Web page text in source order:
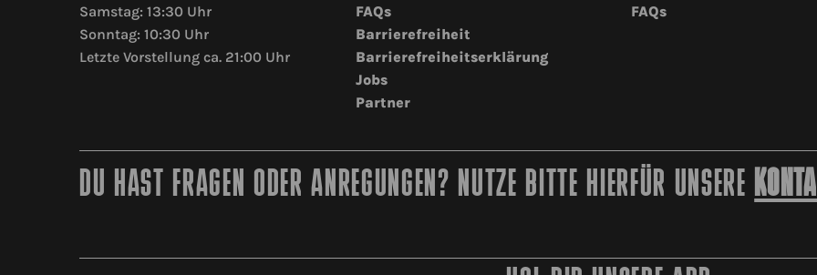
Samstag: 13:30 Uhr
Sonntag: 10:30 Uhr
Letzte Vorstellung ca. 21:00 Uhr
FAQs
Barrierefreiheit
Barrierefreiheitserklärung
Jobs
Partner
FAQs
DU HAST FRAGEN ODER ANREGUNGEN? NUTZE BITTE HIERFÜR UNSERE